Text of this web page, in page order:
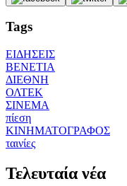
Tags
ΕΙΔΗΣΕΙΣ
ΒΕΝΕΤΙΑ
ΔΙΕΘΝΗ
ΟΛΤΕΚ
ΣΙΝΕΜΑ
πίεση
ΚΙΝΗΜΑΤΟΓΡΑΦΟΣ
ταινίες
Τελευταία νέα